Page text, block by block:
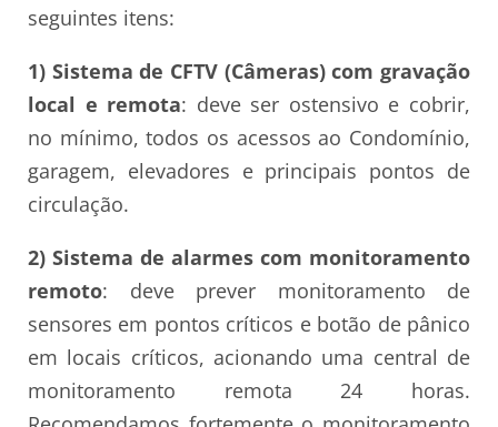
seguintes itens:
1) Sistema de CFTV (Câmeras) com gravação
local e remota: deve ser ostensivo e cobrir,
no mínimo, todos os acessos ao Condomínio,
garagem, elevadores e principais pontos de
circulação.
2) Sistema de alarmes com monitoramento
remoto: deve prever monitoramento de
sensores em pontos críticos e botão de pânico
em locais críticos, acionando uma central de
monitoramento remota 24 horas.